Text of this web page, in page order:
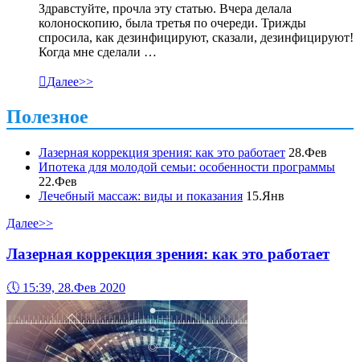
Здравстуйте, прочла эту статью. Вчера делала
колоноскопию, была третья по очереди. Трижды
спросила, как дезинфицируют, сказали, дезинфицируют!
Когда мне сделали …
Далее>>
Полезное
Лазерная коррекция зрения: как это работает 28.Фев
Ипотека для молодой семьи: особенности программы
22.Фев
Лечебный массаж: виды и показания 15.Янв
Далее>>
Лазерная коррекция зрения: как это работает
🕔 15:39, 28.Фев 2020